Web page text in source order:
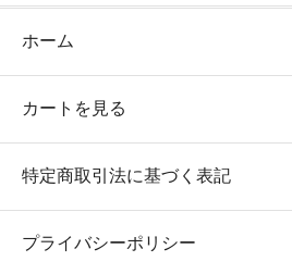
ホーム
カートを見る
特定商取引法に基づく表記
プライバシーポリシー